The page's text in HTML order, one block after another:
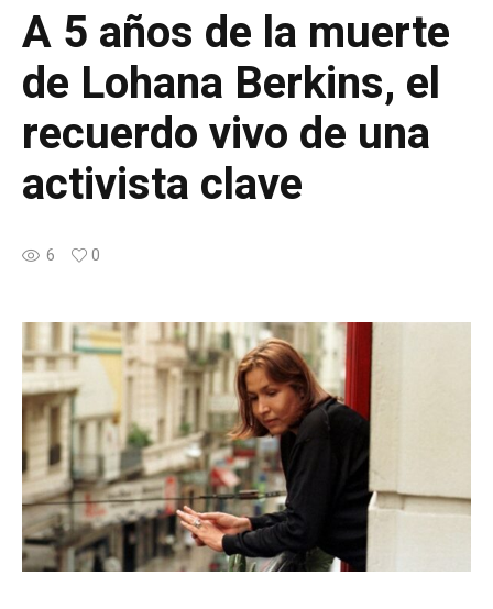
A 5 años de la muerte
de Lohana Berkins, el
recuerdo vivo de una
activista clave
6 0